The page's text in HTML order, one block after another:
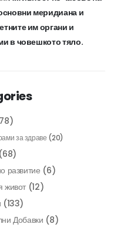
меридиана и
им органи и
в човешкото тяло.
за здраве (20)
развитие (6)
живот (12)
(133)
Добавки (8)